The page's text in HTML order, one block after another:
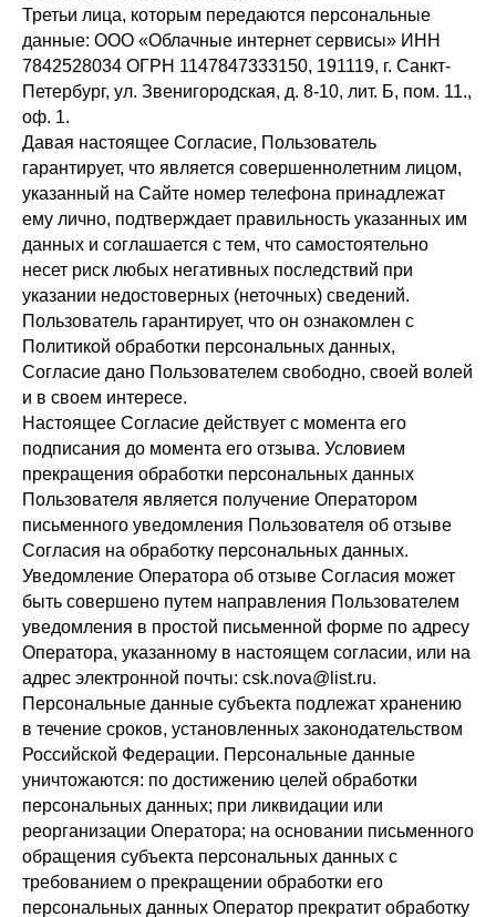
Третьи лица, которым передаются персональные
данные: ООО «Облачные интернет сервисы» ИНН
7842528034 ОГРН 1147847333150, 191119, г. Санкт-
Петербург, ул. Звенигородская, д. 8-10, лит. Б, пом. 11.,
оф. 1.
Давая настоящее Согласие, Пользователь
гарантирует, что является совершеннолетним лицом,
указанный на Сайте номер телефона принадлежат
ему лично, подтверждает правильность указанных им
данных и соглашается с тем, что самостоятельно
несет риск любых негативных последствий при
указании недостоверных (неточных) сведений.
Пользователь гарантирует, что он ознакомлен с
Политикой обработки персональных данных,
Согласие дано Пользователем свободно, своей волей
и в своем интересе.
Настоящее Согласие действует с момента его
подписания до момента его отзыва. Условием
прекращения обработки персональных данных
Пользователя является получение Оператором
письменного уведомления Пользователя об отзыве
Согласия на обработку персональных данных.
Уведомление Оператора об отзыве Согласия может
быть совершено путем направления Пользователем
уведомления в простой письменной форме по адресу
Оператора, указанному в настоящем согласии, или на
адрес электронной почты: csk.nova@list.ru.
Персональные данные субъекта подлежат хранению
в течение сроков, установленных законодательством
Российской Федерации. Персональные данные
уничтожаются: по достижению целей обработки
персональных данных; при ликвидации или
реорганизации Оператора; на основании письменного
обращения субъекта персональных данных с
требованием о прекращении обработки его
персональных данных Оператор прекратит обработку